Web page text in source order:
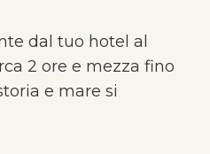
dal tuo hotel al
2 ore e mezza fino
e mare si